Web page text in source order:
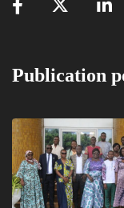
Publication